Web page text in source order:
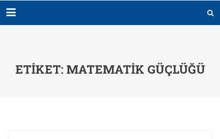
ETIKET: MATEMATİK GÜÇLÜĞÜ